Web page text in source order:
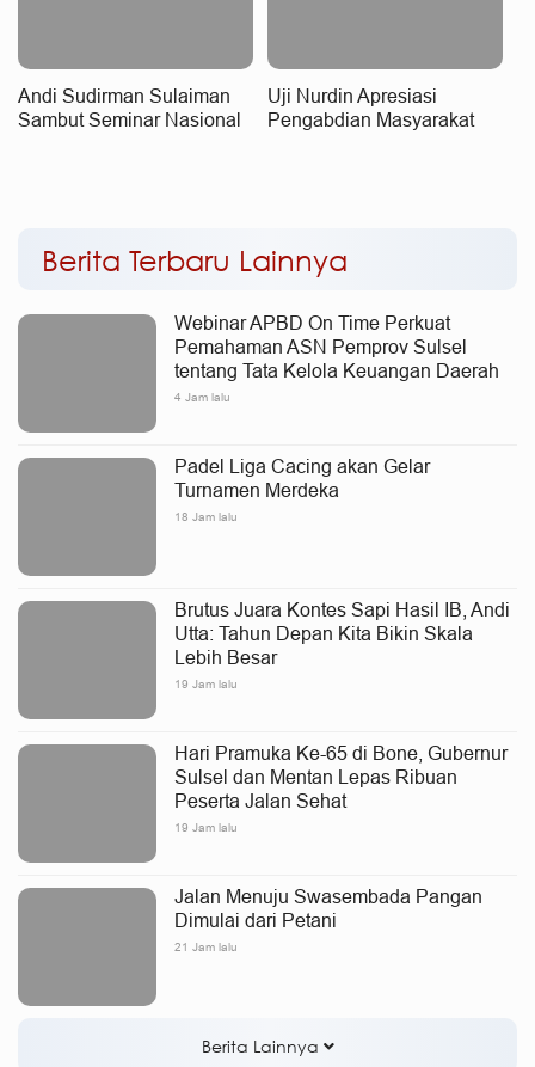
Andi Sudirman Sulaiman
Sambut Seminar Nasional
Uji Nurdin Apresiasi
Pengabdian Masyarakat
Berita Terbaru Lainnya
Webinar APBD On Time Perkuat
Pemahaman ASN Pemprov Sulsel
tentang Tata Kelola Keuangan Daerah
4 Jam lalu
Padel Liga Cacing akan Gelar
Turnamen Merdeka
18 Jam lalu
Brutus Juara Kontes Sapi Hasil IB, Andi
Utta: Tahun Depan Kita Bikin Skala
Lebih Besar
19 Jam lalu
Hari Pramuka Ke-65 di Bone, Gubernur
Sulsel dan Mentan Lepas Ribuan
Peserta Jalan Sehat
19 Jam lalu
Jalan Menuju Swasembada Pangan
Dimulai dari Petani
21 Jam lalu
Berita Lainnya